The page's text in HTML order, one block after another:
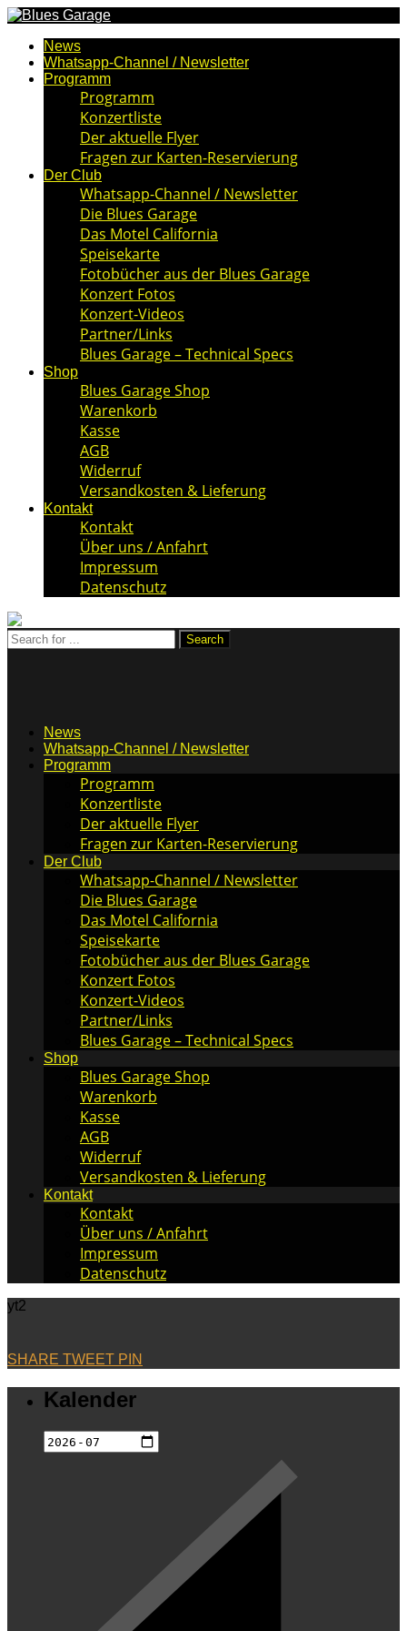
News
Whatsapp-Channel / Newsletter
Programm
Programm
Konzertliste
Der aktuelle Flyer
Fragen zur Karten-Reservierung
Der Club
Whatsapp-Channel / Newsletter
Die Blues Garage
Das Motel California
Speisekarte
Fotobücher aus der Blues Garage
Konzert Fotos
Konzert-Videos
Partner/Links
Blues Garage – Technical Specs
Shop
Blues Garage Shop
Warenkorb
Kasse
AGB
Widerruf
Versandkosten & Lieferung
Kontakt
Kontakt
Über uns / Anfahrt
Impressum
Datenschutz
News
Whatsapp-Channel / Newsletter
Programm
Programm
Konzertliste
Der aktuelle Flyer
Fragen zur Karten-Reservierung
Der Club
Whatsapp-Channel / Newsletter
Die Blues Garage
Das Motel California
Speisekarte
Fotobücher aus der Blues Garage
Konzert Fotos
Konzert-Videos
Partner/Links
Blues Garage – Technical Specs
Shop
Blues Garage Shop
Warenkorb
Kasse
AGB
Widerruf
Versandkosten & Lieferung
Kontakt
Kontakt
Über uns / Anfahrt
Impressum
Datenschutz
yt2
SHARE TWEET PIN
Kalender